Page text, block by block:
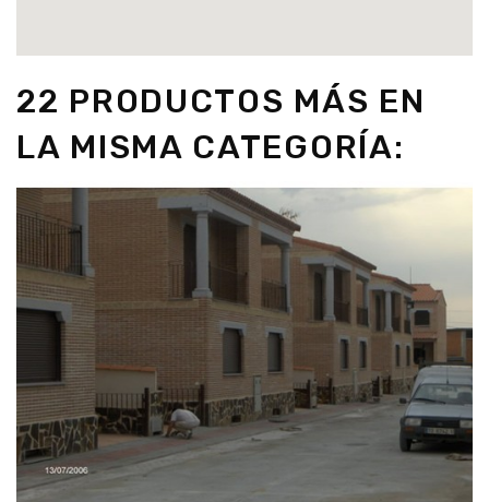
22 PRODUCTOS MÁS EN
LA MISMA CATEGORÍA: